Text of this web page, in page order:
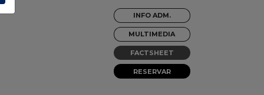
INFO ADM.
MULTIMEDIA
FACTSHEET
RESERVAR